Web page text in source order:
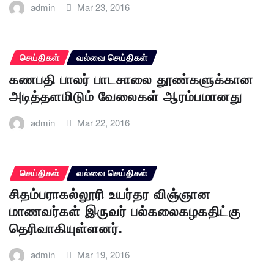
admin Mar 23, 2016
செய்திகள் வல்வை செய்திகள்
கணபதி பாலர் பாடசாலை தூண்களுக்கான
அடித்தளமிடும் வேலைகள் ஆரம்பமானது
admin Mar 22, 2016
செய்திகள் வல்வை செய்திகள்
சிதம்பராகல்லூரி உயர்தர விஞ்ஞான
மாணவர்கள் இருவர் பல்கலைகழகதிட்கு
தெரிவாகியுள்ளனர்.
admin Mar 19, 2016